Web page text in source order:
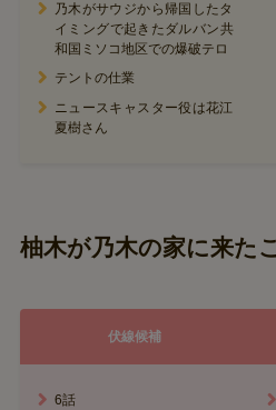
乃木がサウジから帰国したタ
イミングで起きたダルバン共
和国ミソコ地区での爆破テロ
テントの仕業
ニュースキャスター役は花江
夏樹さん
柚木が乃木の家に来た
伏線候補
6話